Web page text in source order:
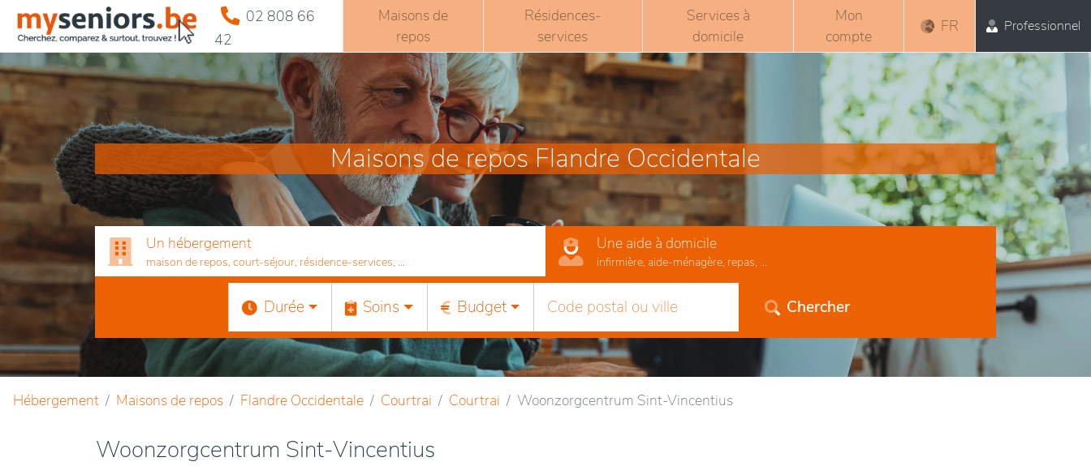
02 808 66
42
Maisons de
repos
Résidences-
services
Services à
domicile
Mon
compte
FR Professionnel
Maisons de repos Flandre Occidentale
Un hébergement
maison de repos, court-séjour, résidence-services, ...
Une aide à domicile
infirmière, aide-ménagère, repas, ...
Durée Soins Budget Chercher
Hébergement Maisons de repos Flandre Occidentale Courtrai Courtrai Woonzorgcentrum Sint-Vincentius
Woonzorgcentrum Sint-Vincentius